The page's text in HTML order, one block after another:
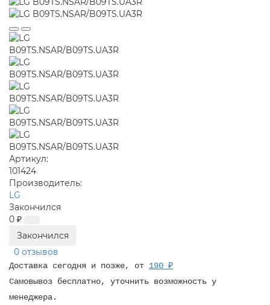
Артикул:
101424
Производитель:
LG
Закончился
0 ₽
Закончился
0 отзывов
Доставка сегодня и позже, от 190 ₽
Самовывоз бесплатно, уточнить возможность у
менеджера.